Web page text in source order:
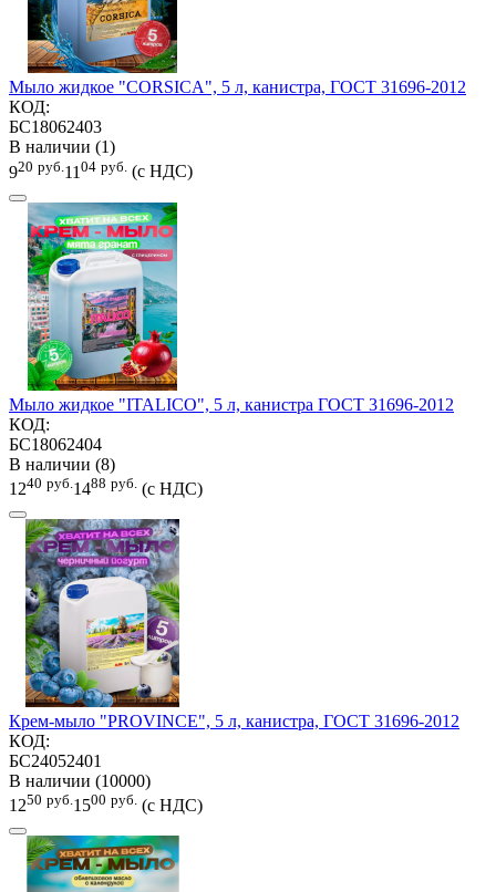
Мыло жидкое "CORSICA", 5 л, канистра, ГОСТ 31696-2012
КОД:
БС18062403
В наличии (1)
920 руб. 11 04 руб. (с НДС)
Мыло жидкое "ITALICO", 5 л, канистра ГОСТ 31696-2012
КОД:
БС18062404
В наличии (8)
1240 руб. 1488 руб. (с НДС)
Крем-мыло "PROVINCE", 5 л, канистра, ГОСТ 31696-2012
КОД:
БС24052401
В наличии (10000)
1250 руб.1500 руб. (с НДС)